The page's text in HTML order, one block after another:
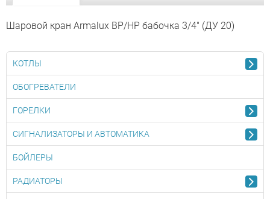
Шаровой кран Armalux ВР/НР бабочка 3/4" (ДУ 20)
КОТЛЫ
ОБОГРЕВАТЕЛИ
ГОРЕЛКИ
СИГНАЛИЗАТОРЫ И АВТОМАТИКА
БОЙЛЕРЫ
РАДИАТОРЫ